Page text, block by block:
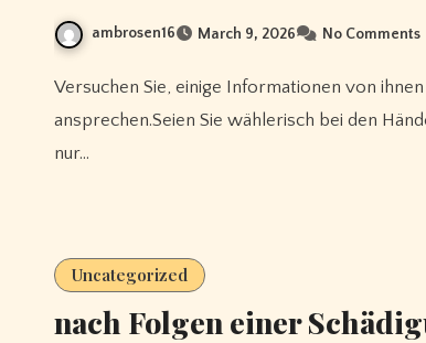
ambrosen16 March 9, 2026 No Comments
Versuchen Sie, einige Informationen von ihnen zu erhalten, Echtes WLAN indem Sie sie beispielsweise
ansprechen.Seien Sie wählerisch bei den
nur…
Uncategorized
nach Folgen einer